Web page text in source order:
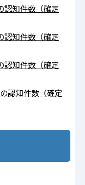
知件数（確定
知件数（確定
知件数（確定
認知件数（確定